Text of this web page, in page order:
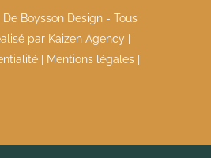
De Boysson Design - Tous
par Kaizen Agency
Mentions légales